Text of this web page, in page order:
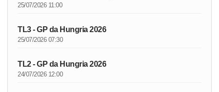
25/07/2026 11:00
TL3 - GP da Hungria 2026
25/07/2026 07:30
TL2 - GP da Hungria 2026
24/07/2026 12:00